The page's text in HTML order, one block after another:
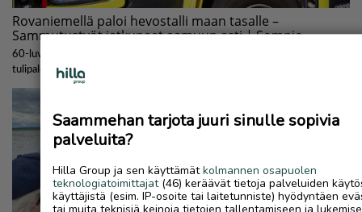
Saammehan tarjota juuri sinulle sopivia
palveluita?
Hilla Group ja sen käyttämätkolmannen osapuolen
teknologiatoimittajat(46) keräävät tietoja palveluiden
käyttäjistä (esim. IP-osoite tai laitetunniste) hyödyntäen
tai muita teknisiä keinoja tietojen tallentamiseen ja